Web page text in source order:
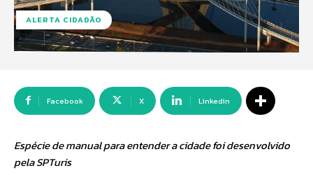
ALERTA CIDADÃO
Facebook X Linkedin
Espécie de manual para entender a cidade foi desenvolvido
pela SPTuris